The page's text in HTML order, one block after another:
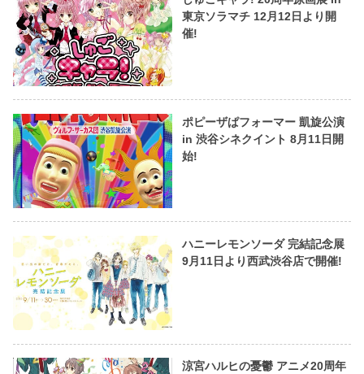
東京ソラマチ 12月12日より開
催!
ポピーザぱフォーマー 凱旋公演
in 渋谷シネクイント 8月11日開
始!
ハニーレモンソーダ 完結記念展
9月11日より西武渋谷店で開催!
涼宮ハルヒの憂鬱 アニメ20周年